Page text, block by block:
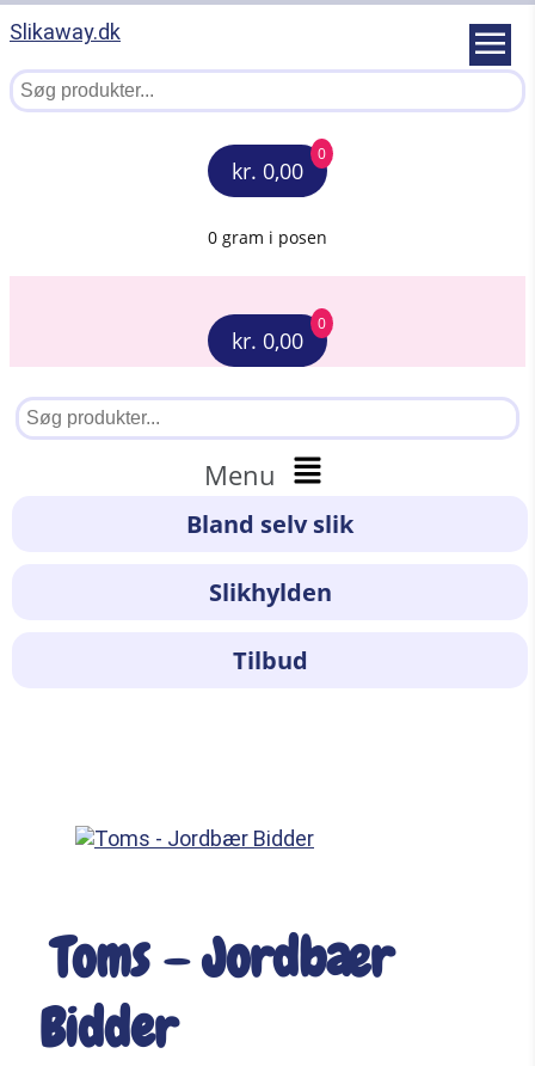
Slikaway.dk
kr. 0,00
0
0 gram i posen
kr. 0,00
0
Menu
Bland selv slik
Slikhylden
Tilbud
Toms – Jordbær
Bidder